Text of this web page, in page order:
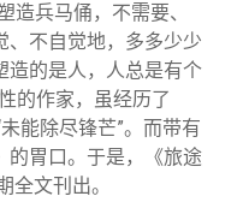
造兵马俑，不需要、
、不自觉地，多多少少
造的是人，人总是有个
的作家，虽经历了
能除尽锋芒”。而带有
的胃口。于是，《旅途
全文刊出。